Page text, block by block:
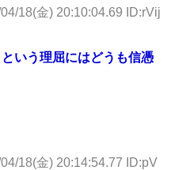
18(金) 20:10:04.69 ID:rVij
いう理屈にはどうも信憑
18(金) 20:14:54.77 ID:pV